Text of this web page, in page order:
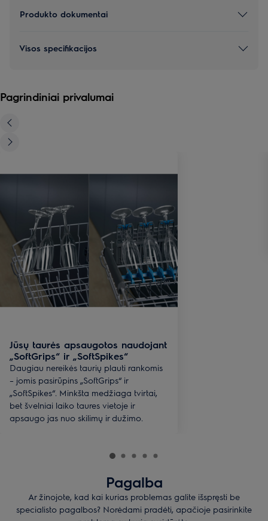
Produkto dokumentai
Visos specifikacijos
Pagrindiniai privalumai
Jūsų taurės apsaugotos naudojant
„SoftGrips“ ir „SoftSpikes“
Daugiau nereikės taurių plauti rankomis
– jomis pasirūpins „SoftGrips“ ir
„SoftSpikes“. Minkšta medžiaga tvirtai,
bet švelniai laiko taures vietoje ir
apsaugo jas nuo skilimų ir dužimo.
Pagalba
Ar žinojote, kad kai kurias problemas galite išspręsti be
specialisto pagalbos? Norėdami pradėti, apačioje pasirinkite